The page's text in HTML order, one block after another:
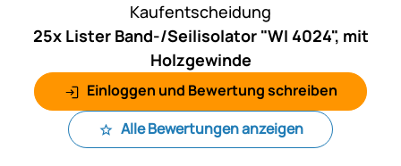
Kaufentscheidung
25x Lister Band-/Seilisolator "WI 4024", mit
Holzgewinde
Einloggen und Bewertung schreiben
Alle Bewertungen anzeigen